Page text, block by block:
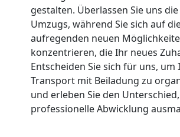
gestalten. Überlassen Sie uns die
Umzugs, während Sie sich auf
aufregenden neuen
konzentrieren, die Ihr neues
Entscheiden Sie sich für uns, um
Transport mit Beiladung zu
und erleben Sie den
professionelle Abwicklung
Umzug
Wiener
Neustadt